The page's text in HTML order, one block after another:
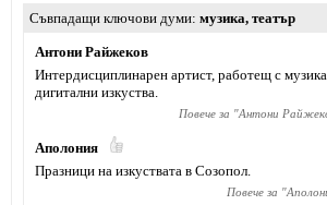
Съвпадащи ключови думи музика, театър
Антони Райжеков
Интердисциплинарен артист, работещ с
дигитални изкуства.
Повече за "Антони
Аполония
Празници на изкуствата в Созопол.
Повече за "